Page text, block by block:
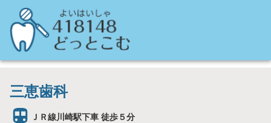
三恵歯科
ＪＲ線川崎駅下車 徒歩５分